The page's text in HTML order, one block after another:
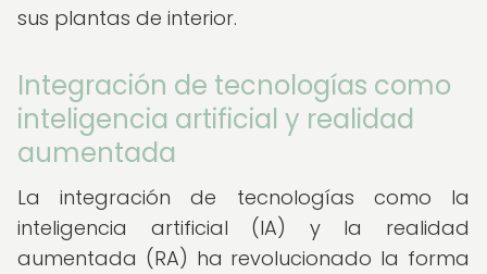
sus plantas de interior.
Integración de tecnologías como
inteligencia artificial y realidad
aumentada
La integración de tecnologías como la
inteligencia artificial (IA) y la realidad
aumentada (RA) ha revolucionado la forma